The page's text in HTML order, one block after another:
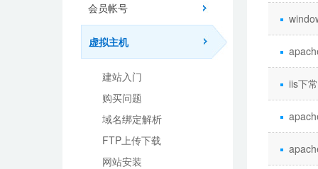
会员帐号
虚拟主机
建站入门
购买问题
域名绑定解析
FTP上传下载
网站安装
iis下